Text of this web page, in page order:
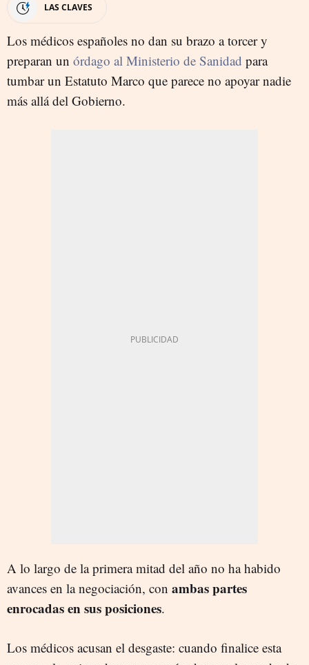
LAS CLAVES
Los médicos españoles no dan su brazo a torcer y
preparan un órdago al Ministerio de Sanidad para
tumbar un Estatuto Marco que parece no apoyar nadie
más allá del Gobierno.
A lo largo de la primera mitad del año no ha habido
avances en la negociación, con ambas partes
enrocadas en sus posiciones.
Los médicos acusan el desgaste: cuando finalice esta